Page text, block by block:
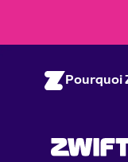
Pourquoi